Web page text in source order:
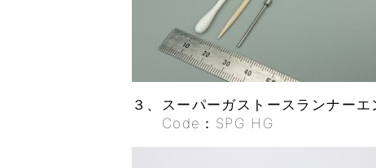
３、スーパーガストースランナーエ
Code：SPG HG